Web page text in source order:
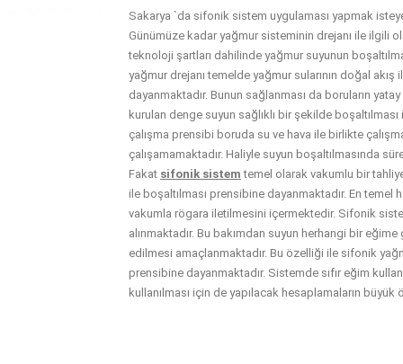
Sakarya `da sifonik sistem uygulaması yapmak
Günümüze kadar yağmur sisteminin drejanı ile ilgili
teknoloji şartları dahilinde yağmur suyunun
yağmur drejanı temelde yağmur sularının doğal
dayanmaktadır. Bunun sağlanması da boruların
kurulan denge suyun sağlıklı bir şekilde
çalışma prensibi boruda su ve hava ile birlikte
çalışamamaktadır. Haliyle suyun boşaltılmasında
Fakat sifonik sistem temel olarak vakumlu bir
ile boşaltılması prensibine dayanmaktadır. En temel
vakumla rögara iletilmesini içermektedir. Sifonik
alınmaktadır. Bu bakımdan suyun herhangi bir
edilmesi amaçlanmaktadır. Bu özelliği ile sifonik
prensibine dayanmaktadır. Sistemde sıfır eğim
kullanılması için de yapılacak hesaplamaların büyük